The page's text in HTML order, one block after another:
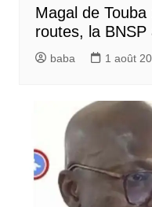
Magal de
routes, la
baba 1 août